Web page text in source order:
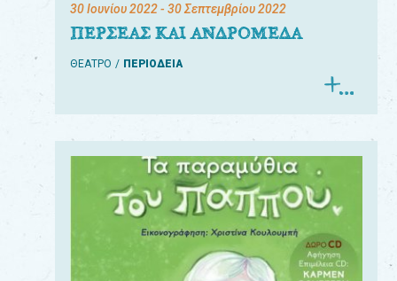
30 Ιουνίου 2022- 30 Σεπτεμβρίου 2022
ΠΕΡΣΕΑΣ ΚΑΙ ΑΝΔΡΟΜΕΔΑ
ΘΕΑΤΡΟ ΠΕΡΙΟΔΕΙΑ